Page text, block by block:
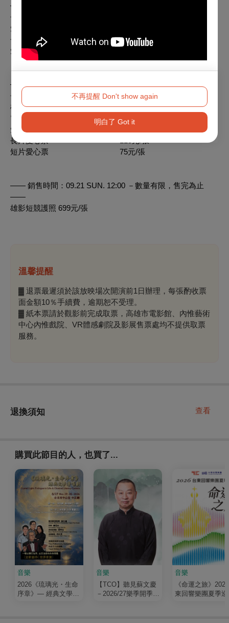
不再提醒 Don't show again
明白了 Got it
——
長片優惠票 180元/張
短片優惠票 150元/張
長片愛心票 115元/張
短片愛心票 75元/張
—— 銷售時間：10.10 FRI. 00:00 － 10.26 SUN. ——
長片全票 230元/張
雄影特約店家專屬優惠票 219元/張
電影館GOLD+會員優惠票 200元/張
短片優惠票 150元/張
長片愛心票 115元/張
短片愛心票 75元/張
—— 銷售時間：09.21 SUN. 12:00 －數量有限，售完為止
——
雄影短競護照 699元/張
溫馨提醒
▓ 退票最遲須於該放映場次開演前1日辦理，每張酌收票
面金額10％手續費，逾期恕不受理。
▓ 紙本票請於觀影前完成取票，高雄市電影館、內惟藝術
中心內惟戲院、VR體感劇院及影展售票處均不提供取票
服務。
退換須知 查看
購買此節目的人，也買了...
音樂
2026《琉璃光・生命
序章》— 經典文學清
音樂
【TCO】聽見蘇文慶
－2026/27樂季開季音
音樂
《命運之旅》
東回響樂團夏季巡